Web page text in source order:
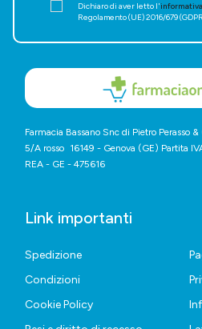
Dichiaro di aver letto l'
Regolamento (UE) 2016/679
Farmacia Bassano Snc di Pietro Perasso
5/A rosso 16149 - Genova (GE) Partita
REA - GE - 475616
Link importanti
Spedizione
Condizioni
Cookie Policy